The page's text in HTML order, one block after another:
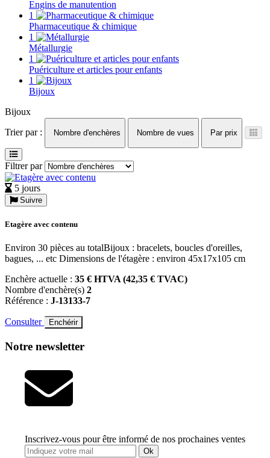
Engins de manutention
1
Pharmaceutique & chimique
1
Métallurgie
1
Puériculture et articles pour enfants
1
Bijoux
Bijoux
Trier par :
Nombre d'enchères Nombre de vues Par prix
Filtrer par
5 jours
Suivre
Etagère avec contenu
Environ 30 pièces au totalBijoux : bracelets, boucles d'oreilles,
bagues, ... etc Dimensions de l'étagère : environ 45x17x105 cm
Enchère actuelle : 35 € HTVA (42,35 € TVAC)
Nombre d'enchère(s) 2
Référence : J-13133-7
Consulter Enchérir
Notre newsletter
Inscrivez-vous pour être informé de nos prochaines ventes
Ok